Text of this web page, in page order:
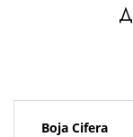
Boja Cifera